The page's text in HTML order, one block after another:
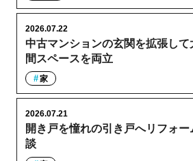
中古マンションの玄関を拡張して
間スペースを両立
2026.07.22
家
開き戸を憧れの引き戸へリフォ
談
2026.07.21